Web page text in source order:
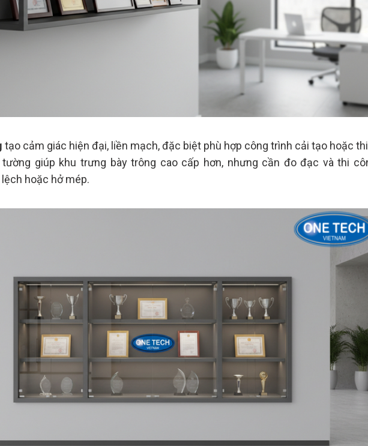
tạo cảm giác hiện đại, liền mạch, đặc biệt phù hợp công trình cải tạo hoặc
tường giúp khu trưng bày trông cao cấp hơn, nhưng cần đo đạc và thi
hoặc hở mép.